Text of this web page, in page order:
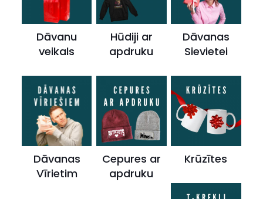
Dāvanu
veikals
Hūdiji ar
apdruku
Dāvanas
Sievietei
Dāvanas
Vīrietim
Cepures ar
apdruku
Krūzītes